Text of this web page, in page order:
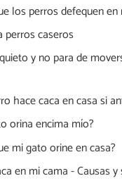
los perros defequen en
perros caseros
y no para de
hace caca en casa si
orina encima mío?
mi gato orine en casa?
en mi cama - Causas